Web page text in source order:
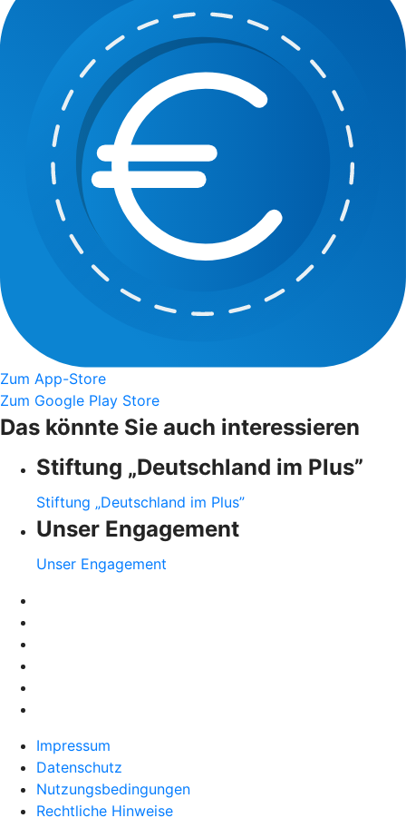
Zum App-Store
Zum Google Play Store
Das könnte Sie auch interessieren
Stiftung „Deutschland im Plus”
Stiftung „Deutschland im Plus”
Unser Engagement
Unser Engagement
Impressum
Datenschutz
Nutzungsbedingungen
Rechtliche Hinweise